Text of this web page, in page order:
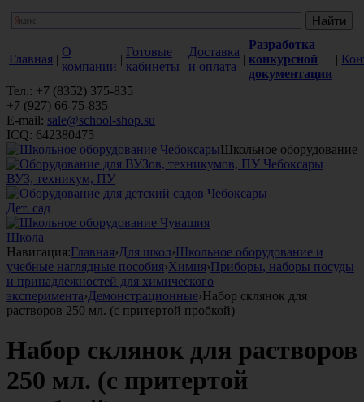
Главная |
О
компании
|
Готовые
кабинеты
|
Доставка
и оплата
|
Разработка
конкурсной
документации
|
Тел.: +7 (8352) 375-835
+7 (927) 66-75-835
E-mail: sale@school-shop.su
ICQ: 642380475
Школьное оборудование
ВУЗ, техникум, ПУ
Дет. сад
Школа
Навигация:Главная›Для школ›Школьное оборудование и
учебные наглядные пособия›Химия›Приборы, наборы посуды
и принадлежностей для химического
эксперимента›Демонстрационные›Набор склянок для
растворов 250 мл. (с притертой пробкой)
Набор склянок для растворов
250 мл. (с притертой